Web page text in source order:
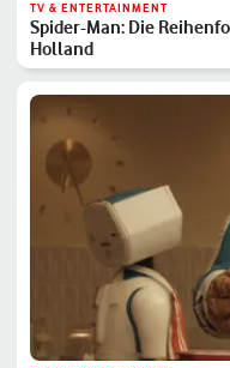
TV & ENTERTAINMENT
Spider-Man: Die
Holland